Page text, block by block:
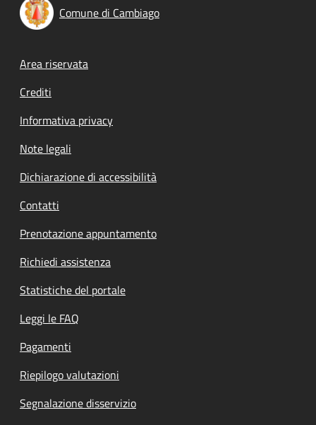
Comune di Cambiago
Footer menu
Area riservata
Crediti
Informativa privacy
Note legali
Dichiarazione di accessibilità
Contatti
Prenotazione appuntamento
Richiedi assistenza
Statistiche del portale
Leggi le FAQ
Pagamenti
Riepilogo valutazioni
Segnalazione disservizio